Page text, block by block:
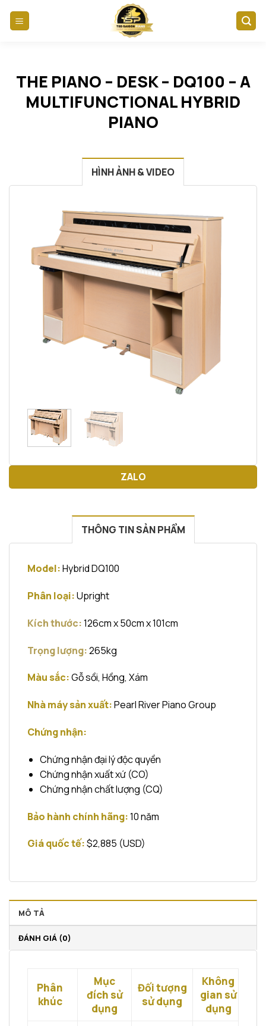
THE PIANO – DESK – DQ100 – A
MULTIFUNCTIONAL HYBRID
PIANO
HÌNH ẢNH & VIDEO
ZALO
THÔNG TIN SẢN PHẨM
Model:Hybrid DQ100
Phân loại:Upright
Kích thước:126cm x 50cm x 101cm
Trọng lượng:265kg
Màu sắc:Gỗ sồi, Hồng, Xám
Nhà máy sản xuất:Pearl River Piano Group
Chứng nhận:
Chứng nhận đại lý độc quyền
Chứng nhận xuất xứ (CO)
Chứng nhận chất lượng (CQ)
Bảo hành chính hãng:10 năm
Giá quốc tế:$2,885 (USD)
MÔ TẢ
ĐÁNH GIÁ (0)
Phân
khúc
Mục
đích sử
dụng
Đối tượng
sử dụng
Không
gian sử
dụng